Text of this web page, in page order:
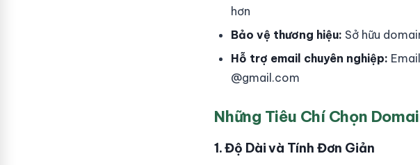
hơn
Bảo vệ thương hiệu: Sở hữu
Hỗ trợ email chuyên nghiệp:
@gmail.com
Những Tiêu Chí Chọn
1. Độ Dài và Tính Đơn Giản